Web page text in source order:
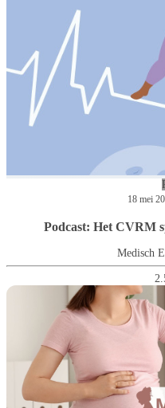
18 mei
Podcast: Het CVRM
Medisch